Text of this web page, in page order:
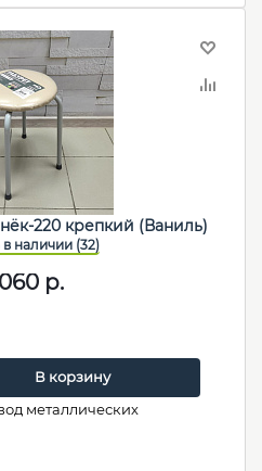
220 крепкий (Ваниль)
р.
В корзину
металлических